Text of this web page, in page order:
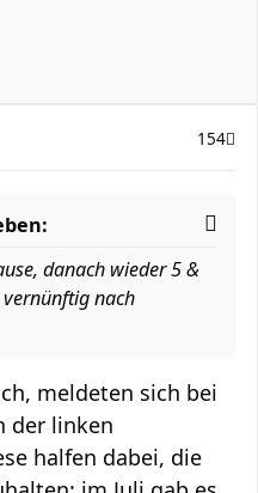
154
danach wieder 5 &
nach
meldeten sich bei
der linken
halfen dabei, die